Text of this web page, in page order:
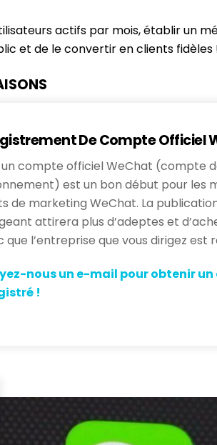
actifs par mois, établir un
et de le convertir en clients fidèles
De Compte Officiel
compte officiel WeChat (compte
est un bon début pour les
de marketing WeChat. La
attirera plus d’adeptes et
que l’entreprise que vous dirigez est
nous un e-mail pour obtenir
!